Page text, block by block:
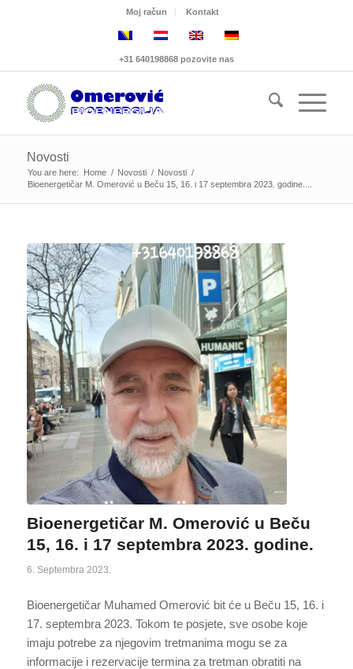
Moj račun Kontakt
+31 640198868 pozovite nas
Novosti
You are here: Home / Novosti / Novosti /
Bioenergetičar M. Omerović u Beču 15, 16. i 17 septembra 2023. godine....
Bioenergetičar M. Omerović u Beču
15, 16. i 17 septembra 2023. godine.
6. Septembra 2023.
Bioenergetičar Muhamed Omerović bit će u Beču 15, 16. i
17. septembra 2023. Tokom te posjete, sve osobe koje
imaju potrebe za njegovim tretmanima mogu se za
informacije i rezervacije termina za tretman obratiti na